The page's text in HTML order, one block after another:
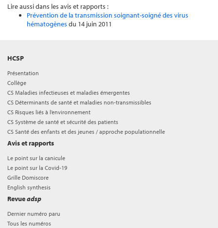
Lire aussi dans les avis et rapports :
Prévention de la transmission soignant-soigné des virus
hématogènes du 14 juin 2011
HCSP
Présentation
Collège
CS Maladies infectieuses et maladies émergentes
CS Déterminants de santé et maladies non-transmissibles
CS Risques liés à l’environnement
CS Système de santé et sécurité des patients
CS Santé des enfants et des jeunes / approche populationnelle
Avis et rapports
Le point sur la canicule
Le point sur la Covid-19
Grille Domiscore
English synthesis
Revueadsp
Dernier numéro paru
Tous les numéros